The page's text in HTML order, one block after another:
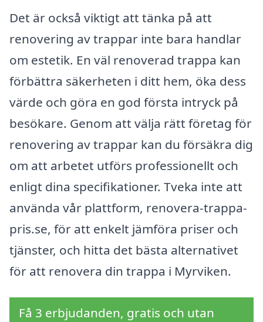
Det är också viktigt att tänka på att
renovering av trappar inte bara handlar
om estetik. En väl renoverad trappa kan
förbättra säkerheten i ditt hem, öka dess
värde och göra en god första intryck på
besökare. Genom att välja rätt företag för
renovering av trappar kan du försäkra dig
om att arbetet utförs professionellt och
enligt dina specifikationer. Tveka inte att
använda vår plattform, renovera-trappa-
pris.se, för att enkelt jämföra priser och
tjänster, och hitta det bästa alternativet
för att renovera din trappa i Myrviken.
Få 3 erbjudanden, gratis och utan